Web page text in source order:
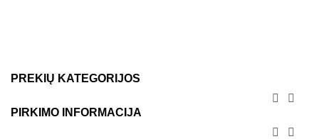
PREKIŲ KATEGORIJOS


PIRKIMO INFORMACIJA

